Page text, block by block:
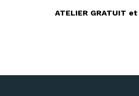
ATELIER GRATUIT et